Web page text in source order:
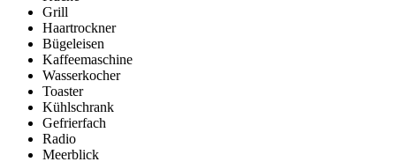
Grill
Haartrockner
Bügeleisen
Kaffeemaschine
Wasserkocher
Toaster
Kühlschrank
Gefrierfach
Radio
Meerblick